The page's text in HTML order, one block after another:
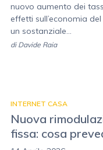
nuovo aumento dei
effetti sull’economia
un sostanziale...
di Davide Raia
INTERNET CASA
Nuova
fissa: cosa